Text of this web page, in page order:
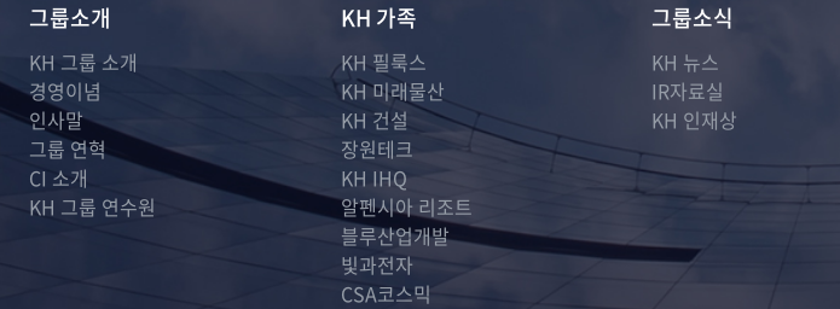
그룹소개
KH 그룹 소개
경영이념
인사말
그룹 연혁
CI 소개
KH 그룹 연수원
KH 가족
KH 필룩스
KH 미래물산
KH 건설
장원테크
KH IHQ
알펜시아 리조트
블루산업개발
빛과전자
CSA코스믹
그룹소식
KH 뉴스
IR자료실
KH 인재상